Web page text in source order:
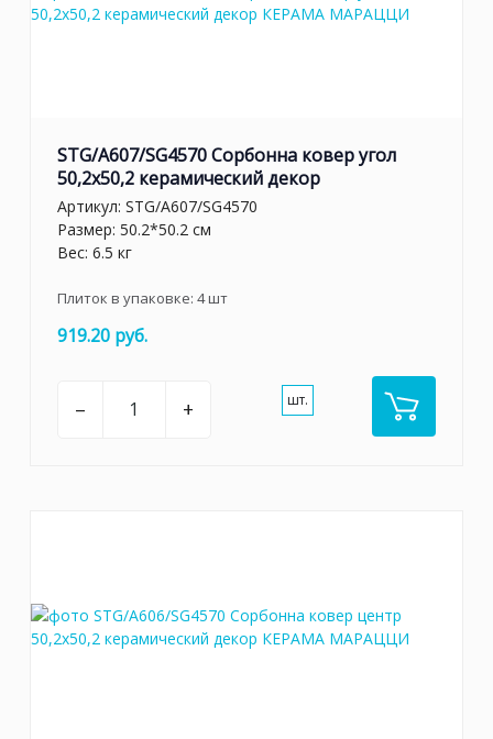
STG/A607/SG4570 Сорбонна ковер угол
50,2x50,2 керамический декор
Артикул: STG/A607/SG4570
Размер: 50.2*50.2 см
Вес: 6.5 кг
Плиток в упаковке: 4шт
919.20 руб.
– + шт.